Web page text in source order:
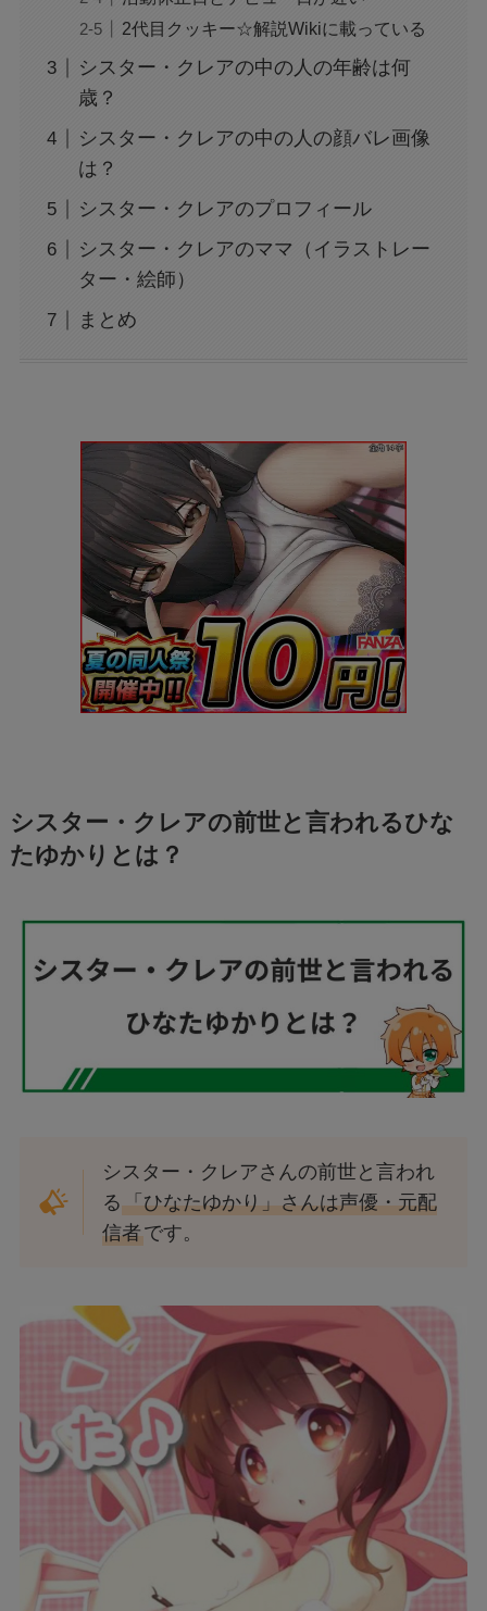
2代目クッキー☆解説Wikiに載っている
シスター・クレアの中の人の年齢は何
歳？
シスター・クレアの中の人の顔バレ画像
は？
シスター・クレアのプロフィール
シスター・クレアのママ（イラストレー
ター・絵師）
まとめ
シスター・クレアの前世と言われるひな
たゆかりとは？
シスター・クレアさんの前世と言われ
る「ひなたゆかり」さんは声優・元配
信者です。